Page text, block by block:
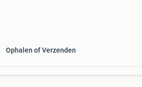
Ophalen of Verzenden